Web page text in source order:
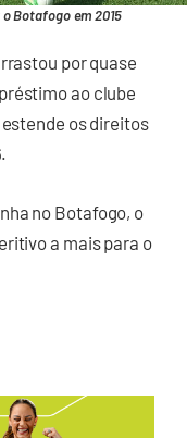
Botafogo em 2015
por quase
ao clube
estende os direitos
no Botafogo, o
a mais para o